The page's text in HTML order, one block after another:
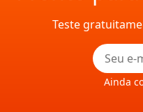
Teste
Ainda